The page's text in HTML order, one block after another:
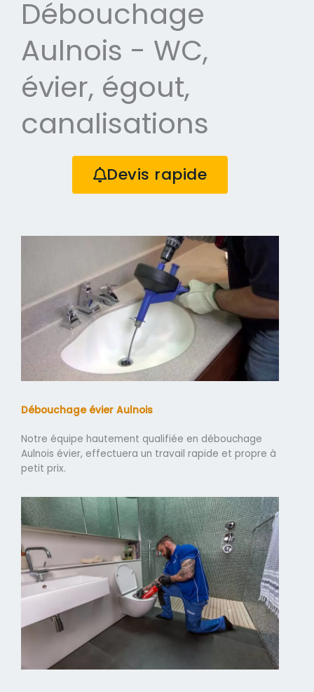
Débouchage
Aulnois - WC,
évier, égout,
canalisations
Devis rapide
Débouchage évier Aulnois
Notre équipe hautement qualifiée en débouchage
Aulnois évier, effectuera un travail rapide et propre à
petit prix.